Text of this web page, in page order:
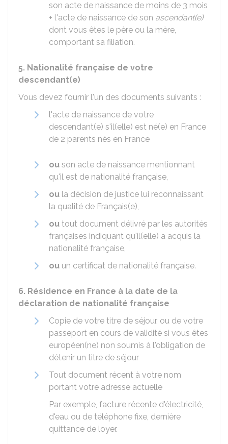
son acte de naissance de moins de 3 mois
+ l'acte de naissance de son ascendant(e)
dont vous êtes le père ou la mère,
comportant sa filiation.
5. Nationalité française de votre
descendant(e)
Vous devez fournir l'un des documents suivants :
l'acte de naissance de votre
descendant(e) s'il(elle) est né(e) en France
de 2 parents nés en France
ou son acte de naissance mentionnant
qu'il est de nationalité française,
ou la décision de justice lui reconnaissant
la qualité de Français(e),
ou tout document délivré par les autorités
françaises indiquant qu'il(elle) a acquis la
nationalité française,
ou un certificat de nationalité française.
6. Résidence en France à la date de la
déclaration de nationalité française
Copie de votre titre de séjour, ou de votre
passeport en cours de validité si vous êtes
européen(ne) non soumis à l'obligation de
détenir un titre de séjour
Tout document récent à votre nom
portant votre adresse actuelle
Par exemple, facture récente d'électricité,
d'eau ou de téléphone fixe, dernière
quittance de loyer.